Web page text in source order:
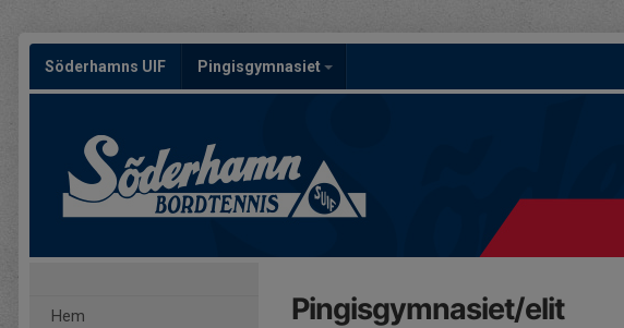
Söderhamns UIF Pingisgymnasiet
Hem Pingisgymnasiet/elit